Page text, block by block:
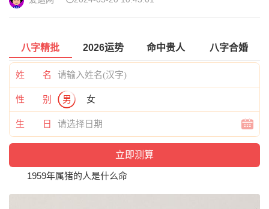
八字精批 2026运势 命中贵人 八字合婚
姓 名
性 别 男 女
生 日
1959年属猪的人是什么命